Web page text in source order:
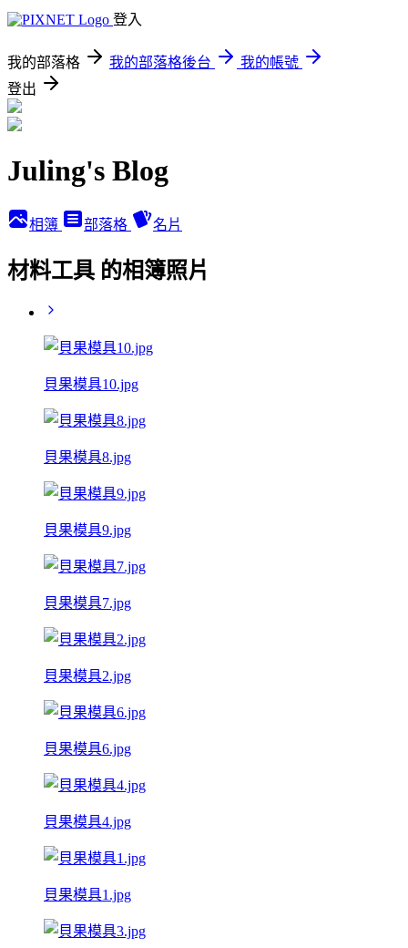
登入
我的部落格 我的部落格後台
我的帳號
登出
Juling's Blog
相簿 部落格 名片
材料工具 的相簿照片
貝果模具10.jpg
貝果模具8.jpg
貝果模具9.jpg
貝果模具7.jpg
貝果模具2.jpg
貝果模具6.jpg
貝果模具4.jpg
貝果模具1.jpg